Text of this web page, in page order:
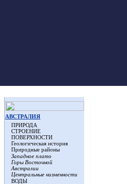
АВСТРАЛИЯ
ПРИРОДА
СТРОЕНИЕ
ПОВЕРХНОСТИ
Геологическая история
Природные районы
Западное плато
Горы Восточной
Австралии
Центральные низменности
ВОДЫ